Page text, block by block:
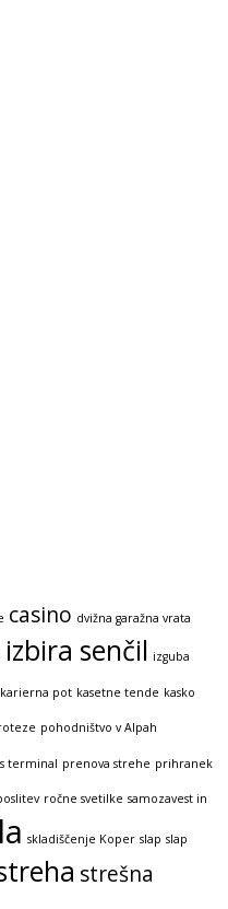
casino dvižna garažna vrata
izbira senčil izguba
karierna pot kasetne tende kasko
pohodništvo v Alpah
terminal prenova strehe prihranek
ročne svetilke samozavest in
skladiščenje Koper slap slap
strešna